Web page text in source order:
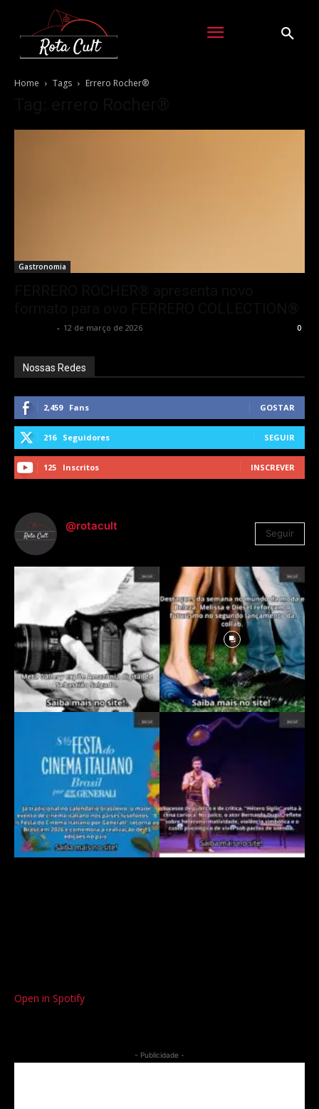
Home Tags Errero Rocher®
Gastronomia
- 12 de março de 2026 0
Nossas Redes
2,459 Fans GOSTAR
216 Seguidores SEGUIR
125 Inscritos INSCREVER
@rotacult
Seguir
Open in Spotify
- Publicidade -